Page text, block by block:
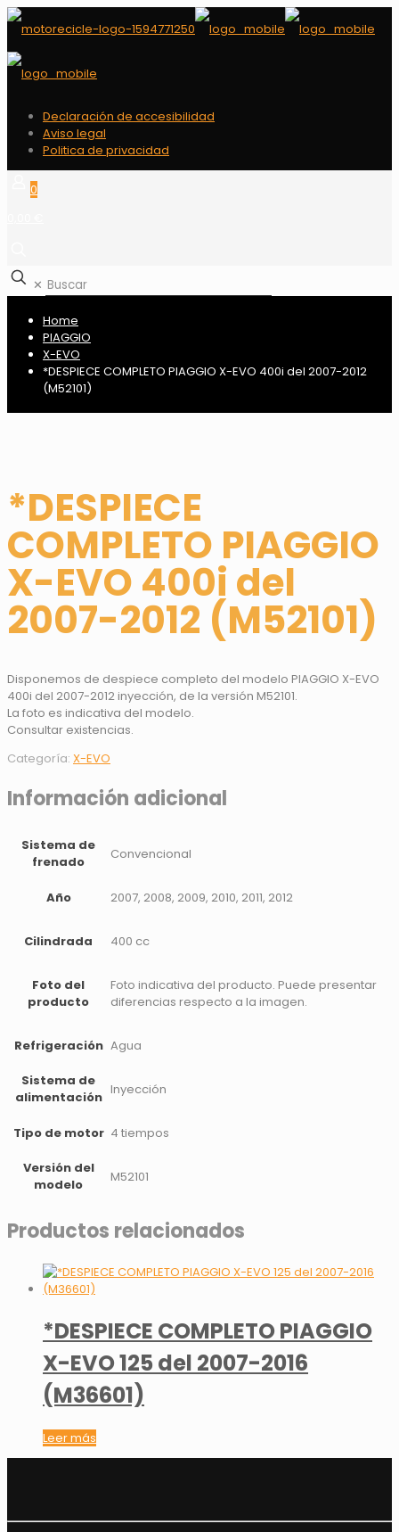
Declaración de accesibilidad
Aviso legal
Politica de privacidad
0
✕
Home
PIAGGIO
X-EVO
*DESPIECE COMPLETO PIAGGIO X-EVO 400i del 2007-2012
(M52101)
*DESPIECE
COMPLETO PIAGGIO
X-EVO 400i del
2007-2012 (M52101)
Disponemos de despiece completo del modelo PIAGGIO X-EVO
400i del 2007-2012 inyección, de la versión M52101.
La foto es indicativa del modelo.
Consultar existencias.
Categoría: X-EVO
Información adicional
Sistema de
frenado
Convencional
Año 2007, 2008, 2009, 2010, 2011, 2012
Cilindrada 400 cc
Foto del
producto
Foto indicativa del producto. Puede presentar
diferencias respecto a la imagen.
Refrigeración Agua
Sistema de
alimentación Inyección
Tipo de motor 4 tiempos
Versión del
modelo
M52101
Productos relacionados
*DESPIECE COMPLETO PIAGGIO
X-EVO 125 del 2007-2016
(M36601)
Leer más